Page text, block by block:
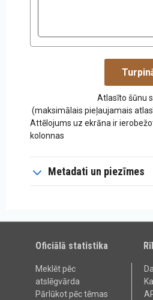
Atlasīto šūnu
(maksimālais pieļaujamais
Attēlojums uz ekrāna ir
kolonnas
Metadati un piezīmes
Oficiālā statistika
Meklēt pēc
atslēgvārda
Pārlūkot pēc tēmas